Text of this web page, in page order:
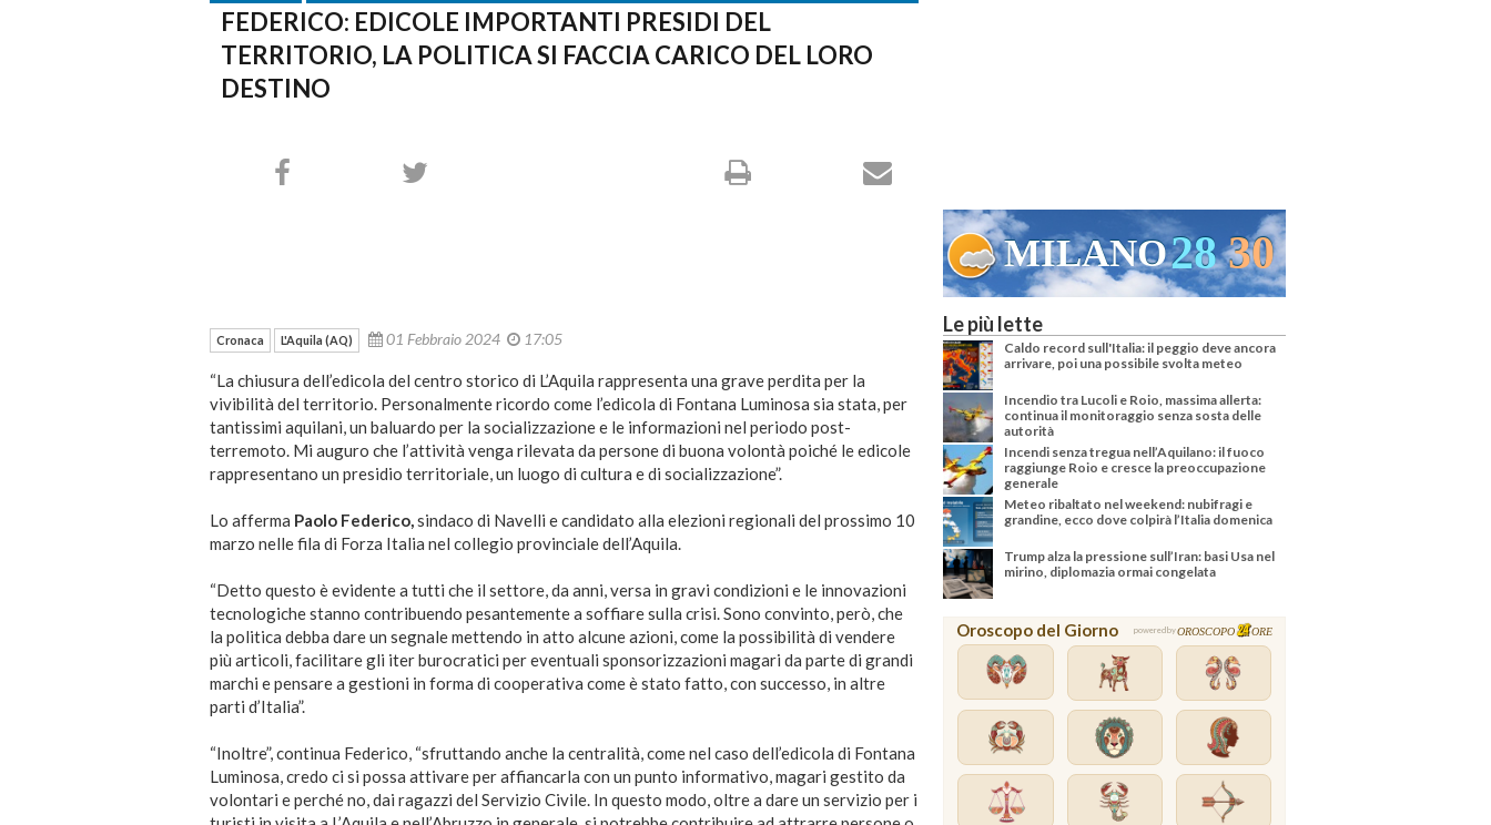
FEDERICO: EDICOLE IMPORTANTI PRESIDI DEL
TERRITORIO, LA POLITICA SI FACCIA CARICO DEL LORO
DESTINO
MILANO28 30
Cronaca L'Aquila (AQ) 01 Febbraio 2024 17:05
“La chiusura dell’edicola del centro storico di L’Aquila rappresenta una grave perdita per la
vivibilità del territorio. Personalmente ricordo come l’edicola di Fontana Luminosa sia stata, per
tantissimi aquilani, un baluardo per la socializzazione e le informazioni nel periodo post-
terremoto. Mi auguro che l’attività venga rilevata da persone di buona volontà poiché le edicole
rappresentano un presidio territoriale, un luogo di cultura e di socializzazione”.
Lo afferma Paolo Federico,sindaco di Navelli e candidato alla elezioni regionali del prossimo 10
marzo nelle fila di Forza Italia nel collegio provinciale dell’Aquila.
“Detto questo è evidente a tutti che il settore, da anni, versa in gravi condizioni e le innovazioni
tecnologiche stanno contribuendo pesantemente a soffiare sulla crisi. Sono convinto, però, che
la politica debba dare un segnale mettendo in atto alcune azioni, come la possibilità di vendere
più articoli, facilitare gli iter burocratici per eventuali sponsorizzazioni magari da parte di grandi
marchi e pensare a gestioni in forma di cooperativa come è stato fatto, con successo, in altre
parti d’Italia”.
“Inoltre”, continua Federico, “sfruttando anche la centralità, come nel caso dell’edicola di Fontana
Luminosa, credo ci si possa attivare per affiancarla con un punto informativo, magari gestito da
volontari e perché no, dai ragazzi del Servizio Civile. In questo modo, oltre a dare un servizio per i
Le più lette
Caldo record sull'Italia: il peggio deve ancora
arrivare, poi una possibile svolta meteo
Incendio tra Lucoli e Roio, massima allerta:
continua il monitoraggio senza sosta delle
autorità
Incendi senza tregua nell’Aquilano: il fuoco
raggiunge Roio e cresce la preoccupazione
generale
Meteo ribaltato nel weekend: nubifragi e
grandine, ecco dove colpirà l’Italia domenica
Trump alza la pressione sull’Iran: basi Usa nel
mirino, diplomazia ormai congelata
Oroscopo del Giorno powered byOROSCOPO ORE